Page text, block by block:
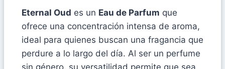
Eternal Oud es un Eau de Parfum que
ofrece una concentración intensa de aroma,
ideal para quienes buscan una fragancia que
perdure a lo largo del día. Al ser un perfume
sin género, su versatilidad permite que sea